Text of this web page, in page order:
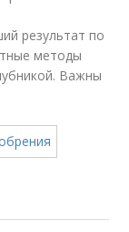
результат по
методы
Важны